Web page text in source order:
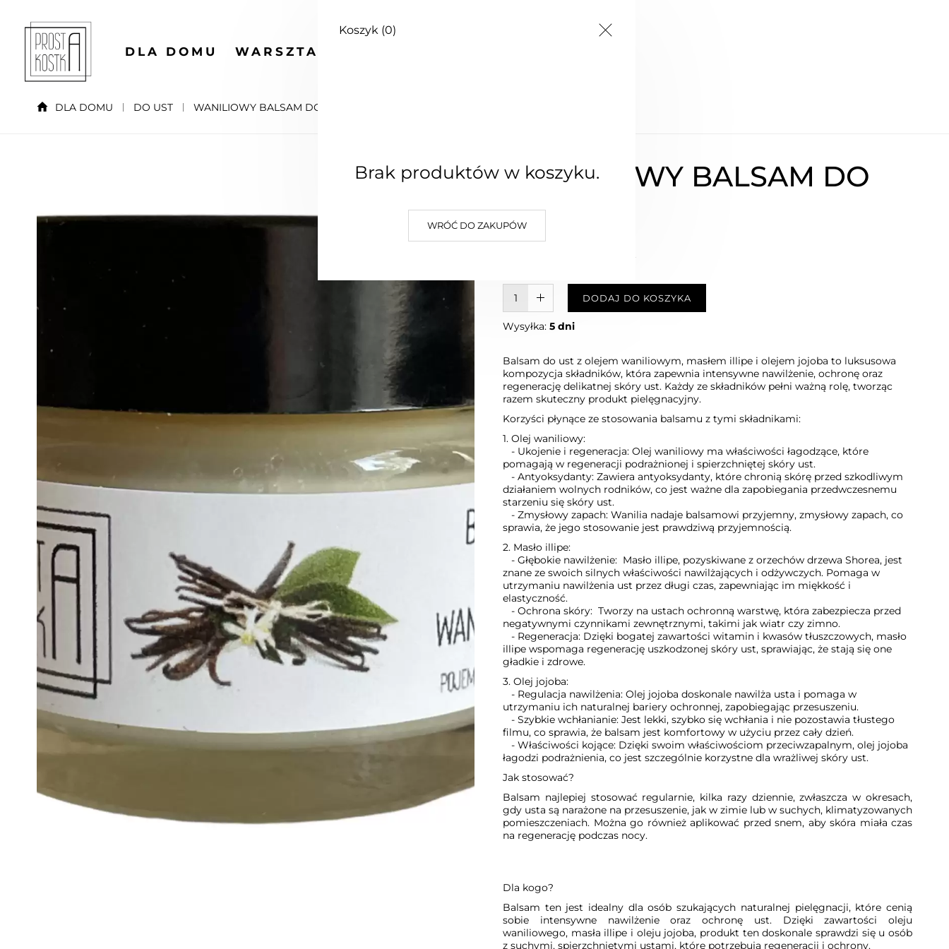
DLA DOMU WARSZTATY
Koszyk (0)
Brak produktów w koszyku.
WRÓĆ DO ZAKUPÓW
DLA DOMU DO UST WANILIOWY BALSAM DO UST
WANILIOWY BALSAM DO
UST
25,00 zł
W KOSZYKU :)DODAJ DO KOSZYKA
Wysyłka: 5 dni
Balsam do ust z olejem waniliowym, masłem illipe i olejem jojoba to luksusowa
kompozycja składników, która zapewnia intensywne nawilżenie, ochronę oraz
regenerację delikatnej skóry ust. Każdy ze składników pełni ważną rolę, tworząc
razem skuteczny produkt pielęgnacyjny.
Korzyści płynące ze stosowania balsamu z tymi składnikami:
1. Olej waniliowy:
- Ukojenie i regeneracja: Olej waniliowy ma właściwości łagodzące, które
pomagają w regeneracji podrażnionej i spierzchniętej skóry ust.
- Antyoksydanty: Zawiera antyoksydanty, które chronią skórę przed szkodliwym
działaniem wolnych rodników, co jest ważne dla zapobiegania przedwczesnemu
starzeniu się skóry ust.
- Zmysłowy zapach: Wanilia nadaje balsamowi przyjemny, zmysłowy zapach, co
sprawia, że jego stosowanie jest prawdziwą przyjemnością.
2. Masło illipe:
- Głębokie nawilżenie: Masło illipe, pozyskiwane z orzechów drzewa Shorea, jest
znane ze swoich silnych właściwości nawilżających i odżywczych. Pomaga w
utrzymaniu nawilżenia ust przez długi czas, zapewniając im miękkość i
elastyczność.
- Ochrona skóry: Tworzy na ustach ochronną warstwę, która zabezpiecza przed
negatywnymi czynnikami zewnętrznymi, takimi jak wiatr czy zimno.
- Regeneracja: Dzięki bogatej zawartości witamin i kwasów tłuszczowych, masło
illipe wspomaga regenerację uszkodzonej skóry ust, sprawiając, że stają się one
gładkie i zdrowe.
3. Olej jojoba:
- Regulacja nawilżenia: Olej jojoba doskonale nawilża usta i pomaga w
utrzymaniu ich naturalnej bariery ochronnej, zapobiegając przesuszeniu.
- Szybkie wchłanianie: Jest lekki, szybko się wchłania i nie pozostawia tłustego
filmu, co sprawia, że balsam jest komfortowy w użyciu przez cały dzień.
- Właściwości kojące: Dzięki swoim właściwościom przeciwzapalnym, olej jojoba
łagodzi podrażnienia, co jest szczególnie korzystne dla wrażliwej skóry ust.
Jak stosować?
Balsam najlepiej stosować regularnie, kilka razy dziennie, zwłaszcza w okresach,
gdy usta są narażone na przesuszenie, jak w zimie lub w suchych, klimatyzowanych
pomieszczeniach. Można go również aplikować przed snem, aby skóra miała czas
na regenerację podczas nocy.
Dla kogo?
Balsam ten jest idealny dla osób szukających naturalnej pielęgnacji, które cenią
sobie intensywne nawilżenie oraz ochronę ust. Dzięki zawartości oleju
waniliowego, masła illipe i oleju jojoba, produkt ten doskonale sprawdzi się u osób
z suchymi, spierzchniętymi ustami, które potrzebują regeneracji i ochrony.